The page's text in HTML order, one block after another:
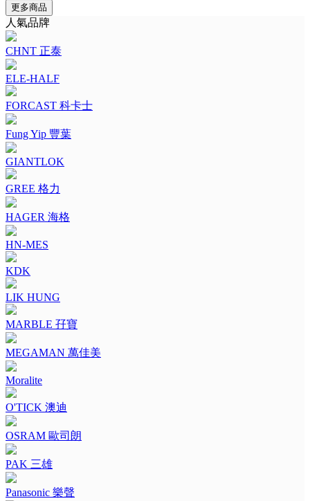
更多商品
人氣品牌
CHNT 正泰
ELE-HALF
FORCAST 科卡士
Fung Yip 豐葉
GIANTLOK
GREE 格力
HAGER 海格
HN-MES
KDK
LIK HUNG
MARBLE 孖寶
MEGAMAN 萬佳美
Moralite
O'TICK 澳迪
OSRAM 歐司朗
PAK 三雄
Panasonic 樂聲